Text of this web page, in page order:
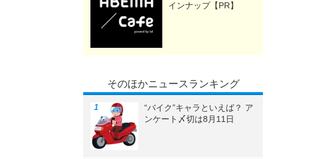
インナップ【PR】
そのほかニュースランキング
“バイク”キャラといえば？ ア
ンケート〆切は8月11日